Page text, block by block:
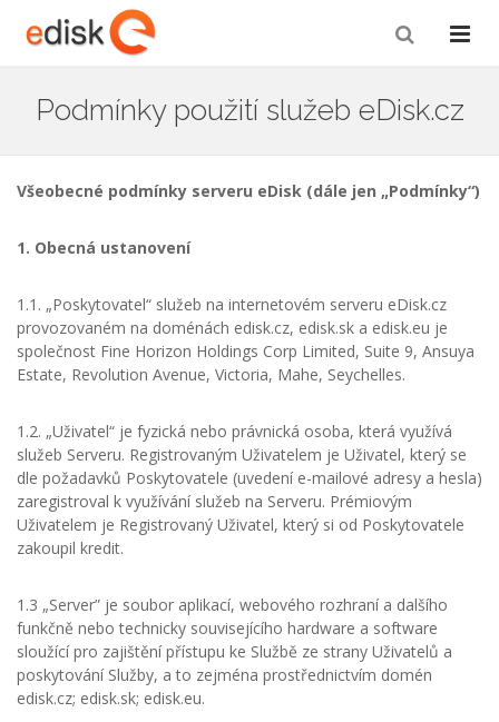
Podmínky použití služeb eDisk.cz
Všeobecné podmínky serveru eDisk (dále jen „Podmínky“)
1. Obecná ustanovení
1.1. „Poskytovatel“ služeb na internetovém serveru eDisk.cz
provozovaném na doménách edisk.cz, edisk.sk a edisk.eu je
společnost Fine Horizon Holdings Corp Limited, Suite 9, Ansuya
Estate, Revolution Avenue, Victoria, Mahe, Seychelles.
1.2. „Uživatel“ je fyzická nebo právnická osoba, která využívá
služeb Serveru. Registrovaným Uživatelem je Uživatel, který se
dle požadavků Poskytovatele (uvedení e-mailové adresy a hesla)
zaregistroval k využívání služeb na Serveru. Prémiovým
Uživatelem je Registrovaný Uživatel, který si od Poskytovatele
zakoupil kredit.
1.3 „Server” je soubor aplikací, webového rozhraní a dalšího
funkčně nebo technicky souvisejícího hardware a software
sloužící pro zajištění přístupu ke Službě ze strany Uživatelů a
poskytování Služby, a to zejména prostřednictvím domén
edisk.cz; edisk.sk; edisk.eu.